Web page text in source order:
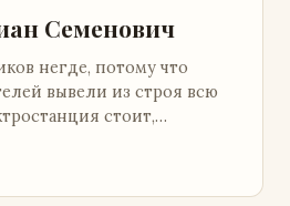
Семенович
негде, потому что
вывели из строя всю
стоит,